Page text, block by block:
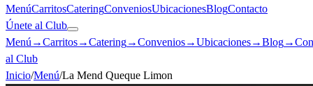
MenúCarritosCateringConveniosUbicacionesBlogContacto
Únete al Club
Menú →Carritos→Catering→Convenios→Ubicaciones→Blog→
al Club
Inicio/Menú/La Mend Queque Limon